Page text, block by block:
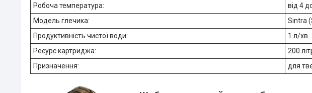
Робоча температура:
від 4
Модель глечика:
Sintra
Продуктивність чистої води:
1 л/хв
Ресурс картриджа:
200
Призначення:
для